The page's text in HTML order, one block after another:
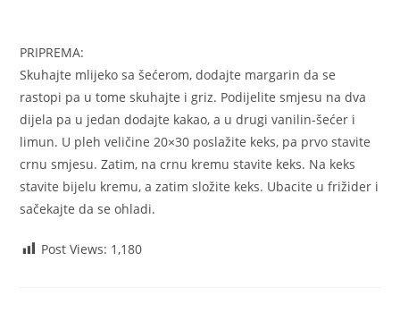
PRIPREMA:
Skuhajte mlijeko sa šećerom, dodajte margarin da se
rastopi pa u tome skuhajte i griz. Podijelite smjesu na dva
dijela pa u jedan dodajte kakao, a u drugi vanilin-šećer i
limun. U pleh veličine 20×30 poslažite keks, pa prvo stavite
crnu smjesu. Zatim, na crnu kremu stavite keks. Na keks
stavite bijelu kremu, a zatim složite keks. Ubacite u frižider i
sačekajte da se ohladi.
Post Views: 1,180